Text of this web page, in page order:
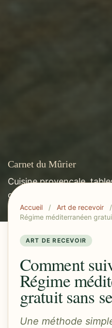
Carnet du Mûrier
Cuisine provençale,
gourmandes
Accueil / Art de recevoir /
Régime méditerranéen
ART DE RECEVOIR
Comment
Régime
gratuit sans
Une méthode